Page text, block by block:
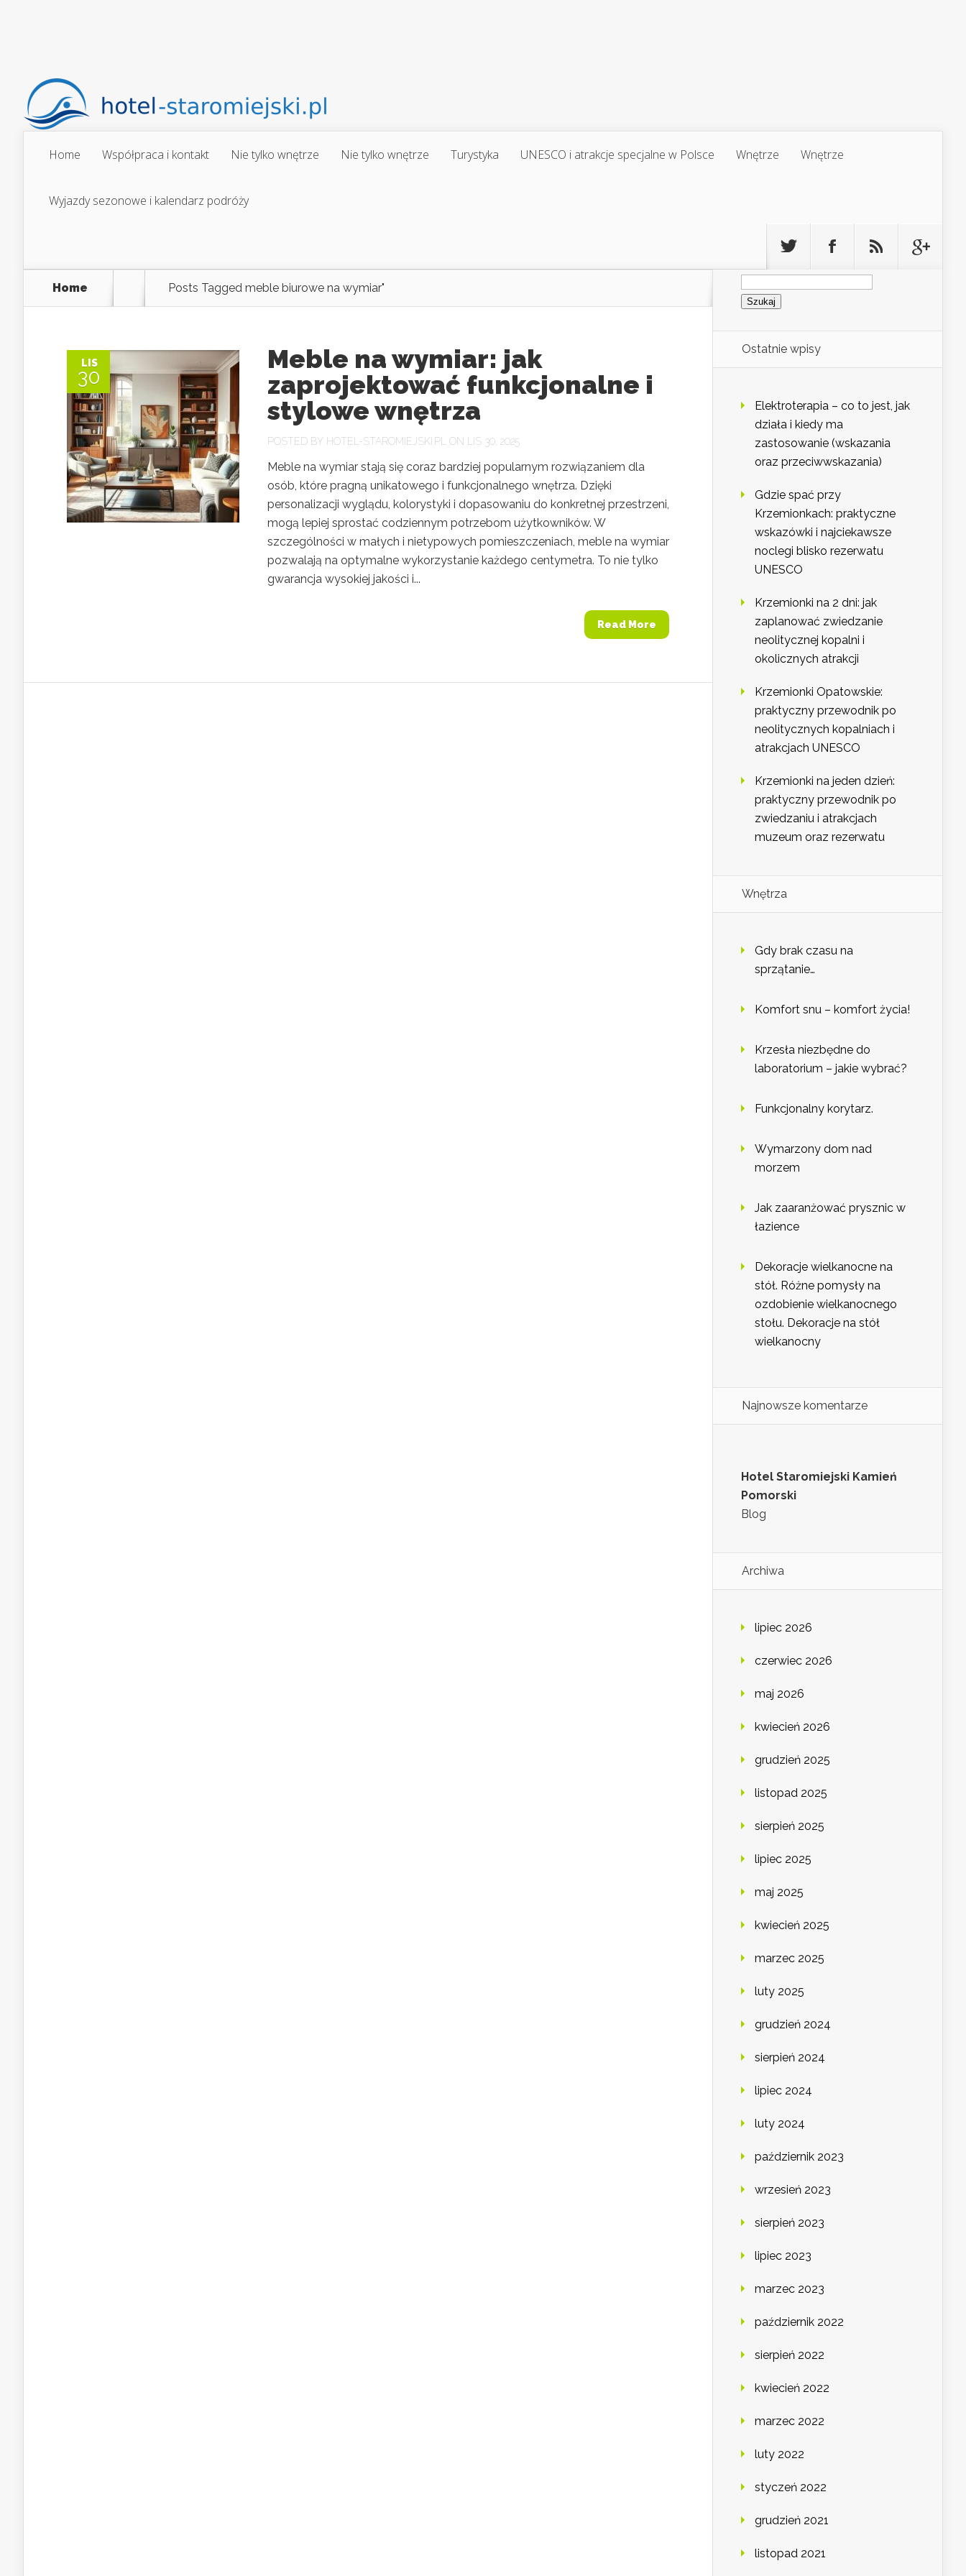
Home Współpraca i kontakt Nie tylko wnętrze Nie tylko wnętrze Turystyka UNESCO i atrakcje specjalne w Polsce Wnętrze Wnętrze
Wyjazdy sezonowe i kalendarz podróży
Home Posts Tagged meble biurowe na wymiar"
LIS
30
Meble na wymiar: jak
zaprojektować funkcjonalne i
stylowe wnętrza
POSTED BY HOTEL-STAROMIEJSKI.PL ON LIS 30, 2025
Meble na wymiar stają się coraz bardziej popularnym rozwiązaniem dla
osób, które pragną unikatowego i funkcjonalnego wnętrza. Dzięki
personalizacji wyglądu, kolorystyki i dopasowaniu do konkretnej przestrzeni,
mogą lepiej sprostać codziennym potrzebom użytkowników. W
szczególności w małych i nietypowych pomieszczeniach, meble na wymiar
pozwalają na optymalne wykorzystanie każdego centymetra. To nie tylko
gwarancja wysokiej jakości i...
Read More
Szukaj:
Ostatnie wpisy
Elektroterapia – co to jest, jak
działa i kiedy ma
zastosowanie (wskazania
oraz przeciwwskazania)
Gdzie spać przy
Krzemionkach: praktyczne
wskazówki i najciekawsze
noclegi blisko rezerwatu
UNESCO
Krzemionki na 2 dni: jak
zaplanować zwiedzanie
neolitycznej kopalni i
okolicznych atrakcji
Krzemionki Opatowskie:
praktyczny przewodnik po
neolitycznych kopalniach i
atrakcjach UNESCO
Krzemionki na jeden dzień:
praktyczny przewodnik po
zwiedzaniu i atrakcjach
muzeum oraz rezerwatu
Wnętrza
Gdy brak czasu na
sprzątanie…
Komfort snu – komfort życia!
Krzesła niezbędne do
laboratorium – jakie wybrać?
Funkcjonalny korytarz.
Wymarzony dom nad
morzem
Jak zaaranżować prysznic w
łazience
Dekoracje wielkanocne na
stół. Różne pomysły na
ozdobienie wielkanocnego
stołu. Dekoracje na stół
wielkanocny
Najnowsze komentarze
Hotel Staromiejski Kamień
Pomorski
Blog
Archiwa
lipiec 2026
czerwiec 2026
maj 2026
kwiecień 2026
grudzień 2025
listopad 2025
sierpień 2025
lipiec 2025
maj 2025
kwiecień 2025
marzec 2025
luty 2025
grudzień 2024
sierpień 2024
lipiec 2024
luty 2024
październik 2023
wrzesień 2023
sierpień 2023
lipiec 2023
marzec 2023
październik 2022
sierpień 2022
kwiecień 2022
marzec 2022
luty 2022
styczeń 2022
grudzień 2021
listopad 2021